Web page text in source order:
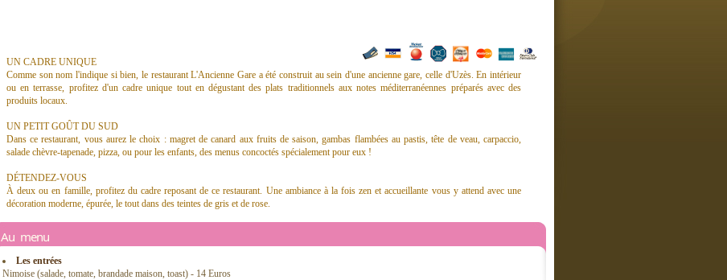
UN CADRE UNIQUE
Comme son nom l'indique si bien, le restaurant L'Ancienne Gare a été construit au sein d'une ancienne gare, celle d'Uzès. En intérieur
ou en terrasse, profitez d'un cadre unique tout en dégustant des plats traditionnels aux notes méditerranéennes préparés avec des
produits locaux.
UN PETIT GOÛT DU SUD
Dans ce restaurant, vous aurez le choix : magret de canard aux fruits de saison, gambas flambées au pastis, tête de veau, carpaccio,
salade chèvre-tapenade, pizza, ou pour les enfants, des menus concoctés spécialement pour eux !
DÉTENDEZ-VOUS
À deux ou en famille, profitez du cadre reposant de ce restaurant. Une ambiance à la fois zen et accueillante vous y attend avec une
décoration moderne, épurée, le tout dans des teintes de gris et de rose.
Au menu
Les entrées
Nimoise (salade, tomate, brandade maison, toast) - 14 Euros